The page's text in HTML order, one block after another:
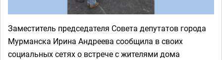
Заместитель председателя Совета депутатов города
Мурманска Ирина Андреева сообщила в своих
социальных сетях о встрече с жителями дома